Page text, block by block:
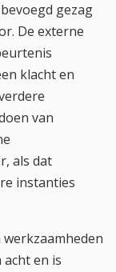
gezag
De externe
klacht en
van
als dat
instanties
en is